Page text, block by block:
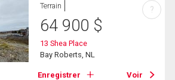
Terrain
64 900 $
13 Shea Place
Bay Roberts, NL
Enregistrer Voir
?